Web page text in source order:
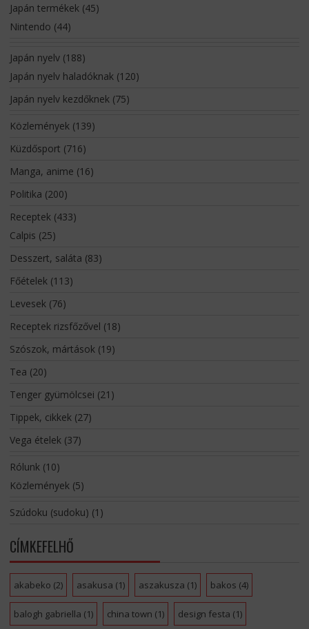
Japán termékek(45)
Nintendo (44)
Japán nyelv(188)
Japán nyelv haladóknak(120)
Japán nyelv kezdőknek(75)
Közlemények(139)
Küzdősport (716)
Manga, anime (16)
Politika (200)
Receptek(433)
Calpis (25)
Desszert, saláta (83)
Főételek(113)
Levesek(76)
Receptek rizsfőzővel (18)
Szószok, mártások(19)
Tea (20)
Tenger gyümölcsei (21)
Tippek, cikkek(27)
Vega ételek(37)
Rólunk(10)
Közlemények(5)
Szúdoku (sudoku) (1)
CÍMKEFELHŐ
akabeko (2) asakusa (1) aszakusza (1) bakos (4)
balogh gabriella (1) china town (1) design festa (1)